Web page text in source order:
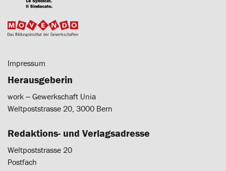
Impressum
Herausgeberin
work ‒ Gewerkschaft Unia
Weltpoststrasse 20, 3000 Bern
Redaktions- und Verlagsadresse
Weltpoststrasse 20
Postfach